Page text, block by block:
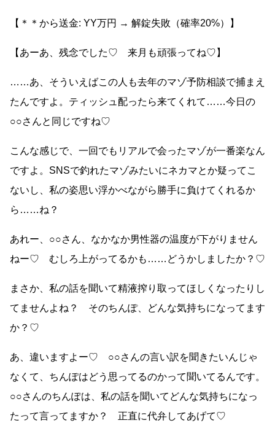
【＊＊から送金: YY万円 → 解錠失敗（確率20%）】
【あーあ、残念でした♡ 来月も頑張ってね♡】
……あ、そういえばこの人も去年のマゾ予防相談で捕まえ
たんですよ。ティッシュ配ったら来てくれて……今日の
○○さんと同じですね♡
こんな感じで、一回でもリアルで会ったマゾが一番楽なん
ですよ。SNSで釣れたマゾみたいにネカマとか疑ってこ
ないし、私の姿思い浮かべながら勝手に負けてくれるか
ら……ね？
あれー、○○さん、なかなか男性器の温度が下がりません
ねー♡ むしろ上がってるかも……どうかしましたか？♡
まさか、私の話を聞いて精液搾り取ってほしくなったりし
てませんよね？ そのちんぽ、どんな気持ちになってます
か？♡
あ、違いますよー♡ ○○さんの言い訳を聞きたいんじゃ
なくて、ちんぽはどう思ってるのかって聞いてるんです。
○○さんのちんぽは、私の話を聞いてどんな気持ちになっ
たって言ってますか？ 正直に代弁してあげて♡